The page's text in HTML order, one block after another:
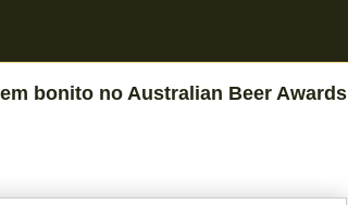
bonito no Australian Beer Awards